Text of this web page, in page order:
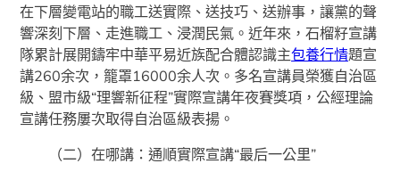
在下層變電站的職工送實際、送技巧、送辦事，讓黨的聲
響深刻下層、走進職工、浸潤民氣。近年來，石榴籽宣講
隊累計展開鑄牢中華平易近族配合體認識主包養行情題宣
講260余次，籠罩16000余人次。多名宣講員榮獲自治區
級、盟市級“理響新征程”實際宣講年夜賽獎項，公經理論
宣講任務屢次取得自治區級表揚。
（二）在哪講：通順實際宣講“最后一公里”